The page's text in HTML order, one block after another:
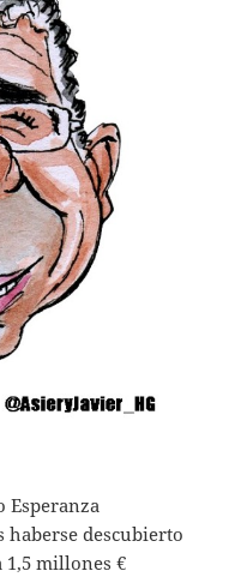
Esperanza
descubierto
1,5 millones €